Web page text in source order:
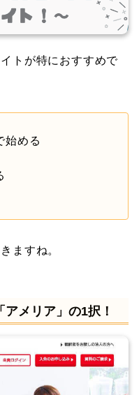
トが特におすすめで
始める
ますね。
メリア」の1択！